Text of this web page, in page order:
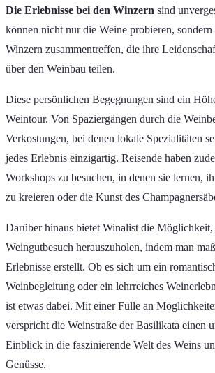
Die Erlebnisse bei den Winzern sind
können nicht nur die Weine probieren,
Winzern zusammentreffen, die ihre
über den Weinbau teilen.
Diese persönlichen Begegnungen sind ein
Weintour. Von Spaziergängen durch die
Verkostungen, bei denen lokale Spezialitäten
jedes Erlebnis einzigartig. Reisende haben
Workshops zu besuchen, in denen sie lernen,
zu kreieren oder die Kunst des
Darüber hinaus bietet Winalist die Möglichkeit,
Weingutbesuch herauszuholen, indem man
Erlebnisse erstellt. Ob es sich um ein
Weinbegleitung oder ein lehrreiches
ist etwas dabei. Mit einer Fülle an
verspricht die Weinstraße der Basilikata einen
Einblick in die faszinierende Welt des Weins
Genüsse.